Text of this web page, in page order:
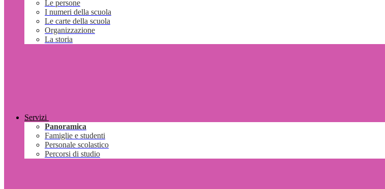
Le persone
I numeri della scuola
Le carte della scuola
Organizzazione
La storia
Servizi
Panoramica
Famiglie e studenti
Personale scolastico
Percorsi di studio